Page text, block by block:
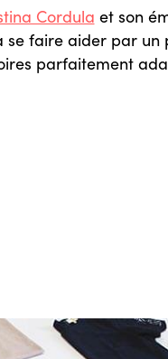
Cordula et son
se faire aider par un
parfaitement